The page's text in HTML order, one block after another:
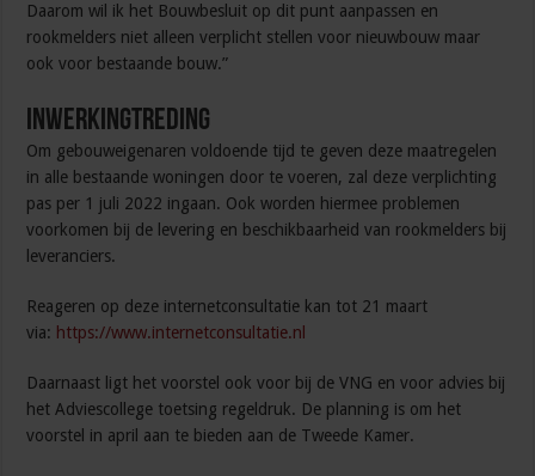
Daarom wil ik het Bouwbesluit op dit punt aanpassen en
rookmelders niet alleen verplicht stellen voor nieuwbouw maar
ook voor bestaande bouw.”
Inwerkingtreding
Om gebouweigenaren voldoende tijd te geven deze maatregelen
in alle bestaande woningen door te voeren, zal deze verplichting
pas per 1 juli 2022 ingaan. Ook worden hiermee problemen
voorkomen bij de levering en beschikbaarheid van rookmelders bij
leveranciers.
Reageren op deze internetconsultatie kan tot 21 maart
via: https://www.internetconsultatie.nl
Daarnaast ligt het voorstel ook voor bij de VNG en voor advies bij
het Adviescollege toetsing regeldruk. De planning is om het
voorstel in april aan te bieden aan de Tweede Kamer.